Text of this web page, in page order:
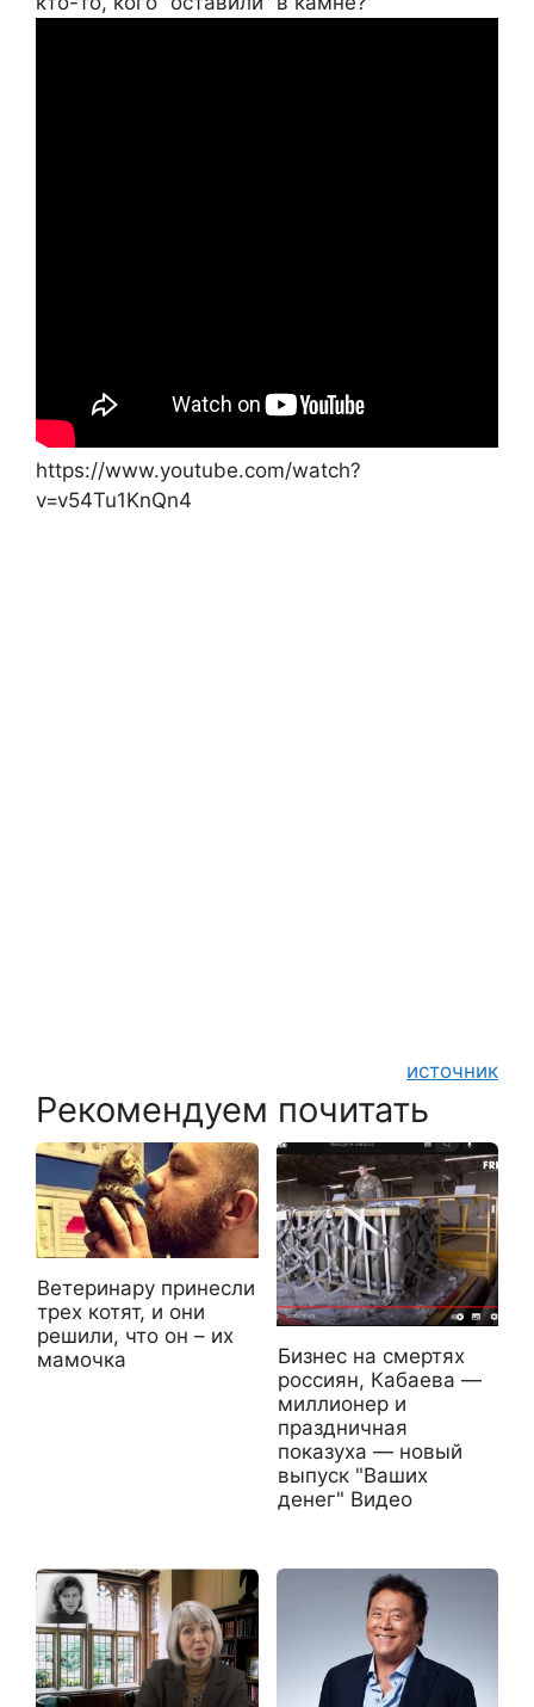
https://www.youtube.com/watch?
v=v54Tu1KnQn4
источник
Рекомендуем почитать
Ветеринару принесли
трех котят, и они
решили, что он – их
мамочка
Бизнес на смертях
россиян, Кабаева —
миллионер и
праздничная
показуха — новый
выпуск "Ваших
денег" Видео